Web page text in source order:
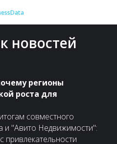
новостей
регионы
роста для
совместного
и "Авито Недвижимости":
привлекательности